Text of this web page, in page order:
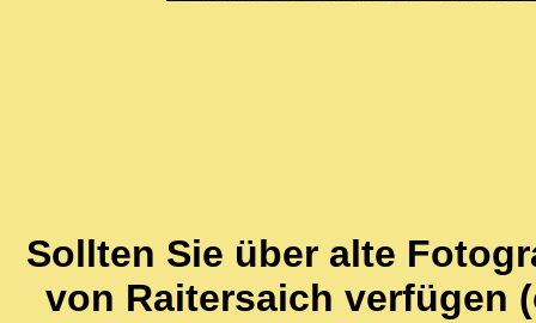
Sollten Sie über alte
von Raitersaich verfügen